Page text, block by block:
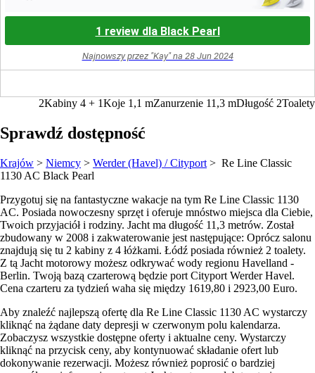
1 review dla Black Pearl
Najnowszy przez "Kay" na 28 Jun 2024
2Kabiny 4 + 1Koje 1,1 mZanurzenie 11,3 mDługość 2Toalety
Sprawdź dostępność
Krajów > Niemcy > Werder (Havel) / Cityport > Re Line Classic
1130 AC Black Pearl
Przygotuj się na fantastyczne wakacje na tym Re Line Classic 1130
AC. Posiada nowoczesny sprzęt i oferuje mnóstwo miejsca dla Ciebie,
Twoich przyjaciół i rodziny. Jacht ma długość 11,3 metrów. Został
zbudowany w 2008 i zakwaterowanie jest następujące: Oprócz salonu
znajdują się tu 2 kabiny z 4 łóżkami. Łódź posiada również 2 toalety.
Z tą Jacht motorowy możesz odkrywać wody regionu Havelland -
Berlin. Twoją bazą czarterową będzie port Cityport Werder Havel.
Cena czarteru za tydzień waha się między 1619,80 i 2923,00 Euro.
Aby znaleźć najlepszą ofertę dla Re Line Classic 1130 AC wystarczy
kliknąć na żądane daty depresji w czerwonym polu kalendarza.
Zobaczysz wszystkie dostępne oferty i aktualne ceny. Wystarczy
kliknąć na przycisk ceny, aby kontynuować składanie ofert lub
dokonywanie rezerwacji. Możesz również poprosić o bardziej